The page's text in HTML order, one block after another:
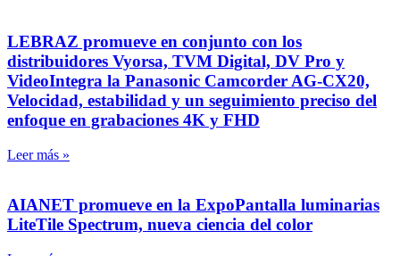
LEBRAZ promueve en conjunto con los
distribuidores Vyorsa, TVM Digital, DV Pro y
VideoIntegra la Panasonic Camcorder AG-CX20,
Velocidad, estabilidad y un seguimiento preciso del
enfoque en grabaciones 4K y FHD
Leer más »
AIANET promueve en la ExpoPantalla luminarias
LiteTile Spectrum, nueva ciencia del color